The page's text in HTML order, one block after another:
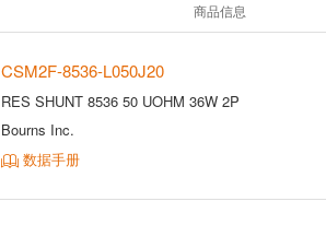
商品信息
CSM2F-8536-L050J20
RES SHUNT 8536 50 UOHM 36W 2P
Bourns Inc.
数据手册